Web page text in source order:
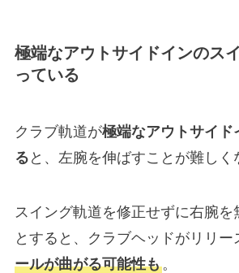
極端なアウトサイドインのス
っている
クラブ軌道が極端なアウトサイド
る と、左腕を伸ばすことが難しく
スイング軌道を修正せずに右腕を
とすると、クラブヘッドがリリー
ールが曲がる可能性も。